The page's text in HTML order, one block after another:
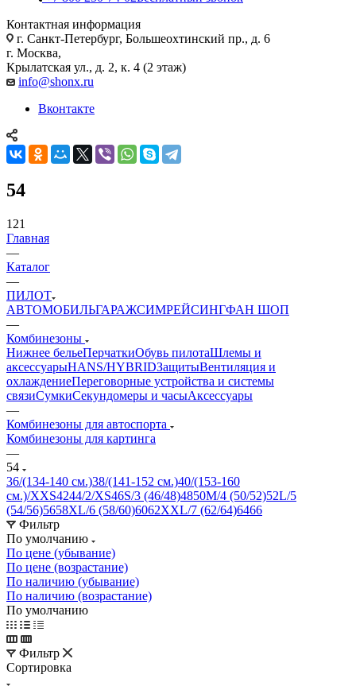
Контактная информация
г. Санкт-Петербург, Большеохтинский пр., д. 6
г. Москва,
Крылатская ул., д. 2, к. 4 (2 этаж)
info@shonx.ru
Вконтакте
54
121
Главная
—
Каталог
—
ПИЛОТ
АВТОМОБИЛЬГАРАЖСИМРЕЙСИНГФАН ШОП
—
Комбинезоны
Нижнее бельеПерчаткиОбувь пилотаШлемы и
аксессуарыHANS/HYBRIDЗащитыВентиляция и
охлаждениеПереговорные устройства и системы
связиСумкиСекундомеры и часыАксессуары
—
Комбинезоны для автоспорта
Комбинезоны для картинга
—
54
36/(134-140 см.)38/(141-152 см.)40/(153-160
см.)/XXS4244/2/XS46S/3 (46/48)4850M/4 (50/52)52L/5
(54/56)5658XL/6 (58/60)6062XXL/7 (62/64)6466
Фильтр
По умолчанию
По цене (убывание)
По цене (возрастание)
По наличию (убывание)
По наличию (возрастание)
По умолчанию
Фильтр
Сортировка